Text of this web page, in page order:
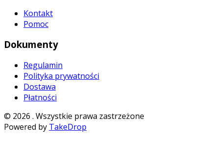
Kontakt
Pomoc
Dokumenty
Regulamin
Polityka prywatności
Dostawa
Płatności
© 2026 . Wszystkie prawa zastrzeżone
Powered by TakeDrop